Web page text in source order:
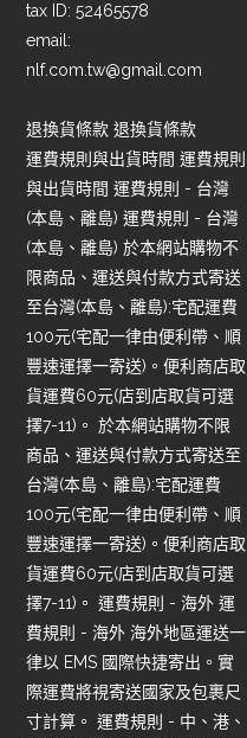
tax ID: 52465578
email:
nlf.com.tw@gmail.com
退換貨條款 退換貨條款
運費規則與出貨時間 運費規則
與出貨時間 運費規則 - 台灣
(本島、離島) 運費規則 - 台灣
(本島、離島) 於本網站購物不
限商品、運送與付款方式寄送
至台灣(本島、離島):宅配運費
100元(宅配一律由便利帶、順
豐速運擇一寄送)。便利商店取
貨運費60元(店到店取貨可選
擇7-11)。 於本網站購物不限
商品、運送與付款方式寄送至
台灣(本島、離島):宅配運費
100元(宅配一律由便利帶、順
豐速運擇一寄送)。便利商店取
貨運費60元(店到店取貨可選
擇7-11)。 運費規則 - 海外 運
費規則 - 海外 海外地區運送一
律以 EMS 國際快捷寄出。實
際運費將視寄送國家及包裹尺
寸計算。 運費規則 - 中、港、